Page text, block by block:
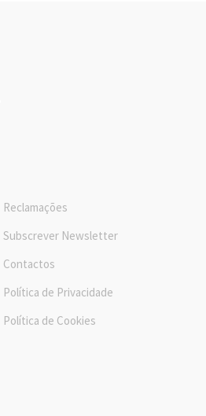
Reclamações
Subscrever Newsletter
Contactos
Política de Privacidade
Política de Cookies